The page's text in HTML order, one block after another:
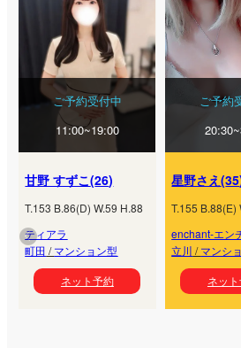
ご予約受付中
11:00~19:00
甘野 すずこ(26)
T.153 B.86(D) W.59 H.88
ティアラ
町田 /マンション型
ネット予約
ご予約
星野さえ(35
T.155 B.88(E)
enchant-エン
立川 /マンシ
ネッ